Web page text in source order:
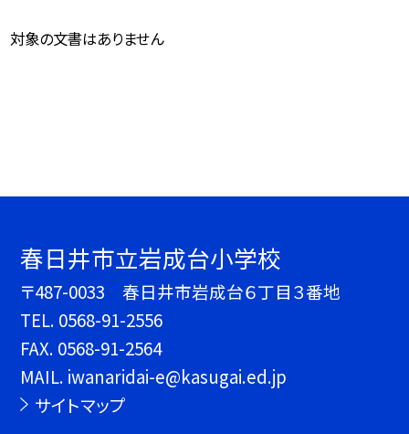
対象の文書はありません
春日井市立岩成台小学校
〒487-0033 春日井市岩成台６丁目３番地
TEL. 0568-91-2556
FAX. 0568-91-2564
MAIL. iwanaridai-e@kasugai.ed.jp
サイトマップ